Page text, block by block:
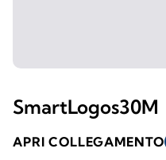
SmartLogos30M
APRI COLLEGAMENTO